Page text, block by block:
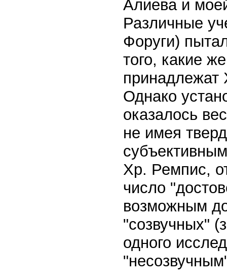
Алиева и
Различные
Форуги)
того, какие
принадлежат
Однако
оказалось
не имея
Хр. Ремпис,
число
возможным
"созвучных"
одного